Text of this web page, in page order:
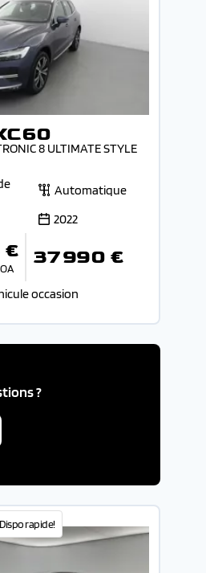
8 ULTIMATE STYLE
Automatique
2022
€ 37 990 €
occasion
?
rapide!